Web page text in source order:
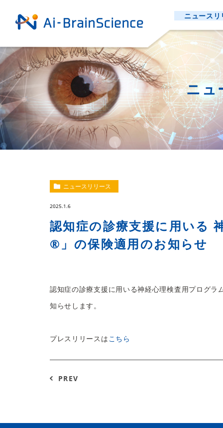
ニュースリ
ニュ
ニュースリリース
2025.1.6
認知症の診療支援に用いる
®」の保険適用のお知らせ
認知症の診療支援に用いる神経心理検査用プログラ
知らせします。
プレスリリースは こちら
PREV